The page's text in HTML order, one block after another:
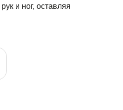
и ног, оставляя